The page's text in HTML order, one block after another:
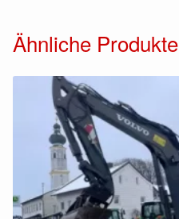
Ähnliche Produkte